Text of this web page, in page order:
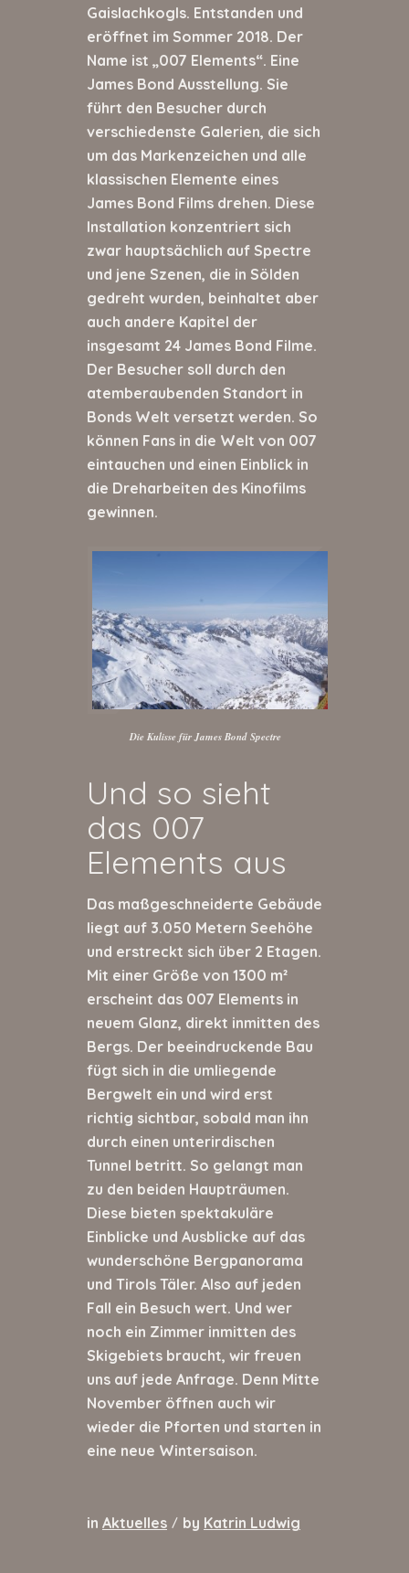
Gaislachkogls. Entstanden und
eröffnet im Sommer 2018. Der
Name ist „007 Elements“. Eine
James Bond Ausstellung. Sie
führt den Besucher durch
verschiedenste Galerien, die sich
um das Markenzeichen und alle
klassischen Elemente eines
James Bond Films drehen. Diese
Installation konzentriert sich
zwar hauptsächlich auf Spectre
und jene Szenen, die in Sölden
gedreht wurden, beinhaltet aber
auch andere Kapitel der
insgesamt 24 James Bond Filme.
Der Besucher soll durch den
atemberaubenden Standort in
Bonds Welt versetzt werden. So
können Fans in die Welt von 007
eintauchen und einen Einblick in
die Dreharbeiten des Kinofilms
gewinnen.
Die Kulisse für James Bond Spectre
Und so sieht
das 007
Elements aus
Das maßgeschneiderte Gebäude
liegt auf 3.050 Metern Seehöhe
und erstreckt sich über 2 Etagen.
Mit einer Größe von 1300 m²
erscheint das 007 Elements in
neuem Glanz, direkt inmitten des
Bergs. Der beeindruckende Bau
fügt sich in die umliegende
Bergwelt ein und wird erst
richtig sichtbar, sobald man ihn
durch einen unterirdischen
Tunnel betritt. So gelangt man
zu den beiden Haupträumen.
Diese bieten spektakuläre
Einblicke und Ausblicke auf das
wunderschöne Bergpanorama
und Tirols Täler. Also auf jeden
Fall ein Besuch wert. Und wer
noch ein Zimmer inmitten des
Skigebiets braucht, wir freuen
uns auf jede Anfrage. Denn Mitte
November öffnen auch wir
wieder die Pforten und starten in
eine neue Wintersaison.
in Aktuelles / by Katrin Ludwig